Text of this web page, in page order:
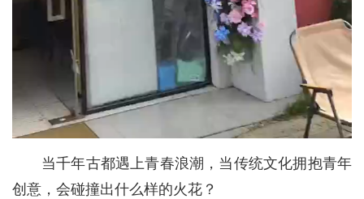
当千年古都遇上青春浪潮，当传统文化拥抱青年
创意，会碰撞出什么样的火花？